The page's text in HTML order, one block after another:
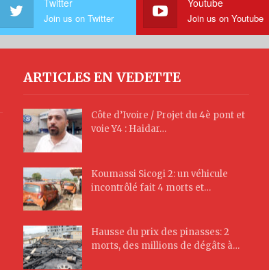
Twitter
Join us on Twitter
Youtube
Join us on Youtube
ARTICLES EN VEDETTE
Côte d’Ivoire / Projet du 4è pont et
voie Y4 : Haidar…
Koumassi Sicogi 2: un véhicule
incontrôlé fait 4 morts et…
Hausse du prix des pinasses: 2
morts, des millions de dégâts à…